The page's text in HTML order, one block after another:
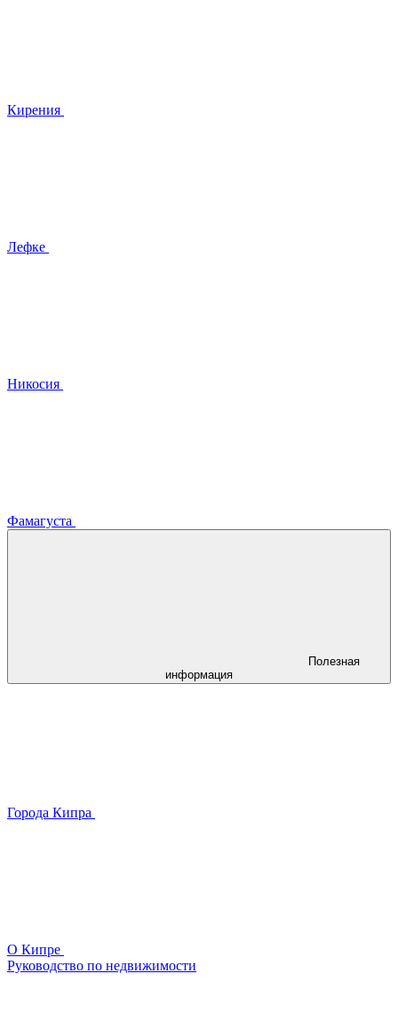
Кирения
Лефке
Никосия
Фамагуста
Полезная
информация
Города Кипра
О Кипре
Руководство по недвижимости